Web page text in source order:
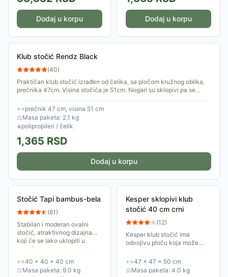
Dodaj u korpu Dodaj u korpu
Klub stočić Rendz Black
(40)
Praktičan klub stočić izrađen od čelika, sa pločom kružnog oblika,
prečnika 47cm. Visina stočića je 51cm. Nogari su sklopivi pa se
↔prečnik 47 cm, visina 51 cm
⚖Masa paketa: 2.1 kg
◈polipropilen / čelik
1,365 RSD
Dodaj u korpu
Stočić Tapi bambus-bela
(61)
Stabilan i moderan ovalni
stočić, atraktivnog dizajna
koji će se lako uklopiti u
enterijer savremenog doma.
↔40 × 40 × 40 cm
⚖Masa paketa: 9.0 kg
Kesper sklopivi klub
stočić 40 cm crni
(12)
Kesper klub stočić ima
odvojivu ploču koja može
Napravljen je od metala.
Pogodan je za unutrašnju i
spoljašnju upotrebu.
↔47 × 47 × 50 cm
⚖Masa paketa: 4.0 kg